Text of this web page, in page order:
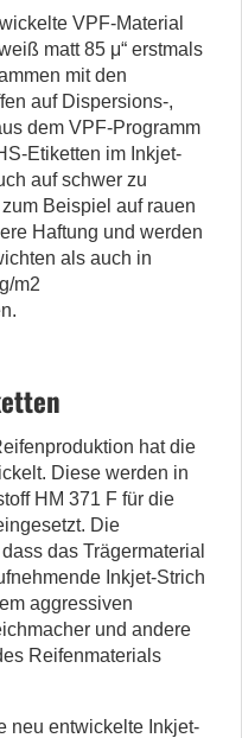
VPF-Material
matt 85 μ“ erstmals
mit den
auf Dispersions-,
dem VPF-Programm
Etiketten im Inkjet-
auf schwer zu
Beispiel auf rauen
Haftung und werden
als auch in
m2
hat die
Diese werden in
HM 371 F für die
Die
das Trägermaterial
Inkjet-Strich
aggressiven
und andere
Reifenmaterials
neu entwickelte Inkjet-